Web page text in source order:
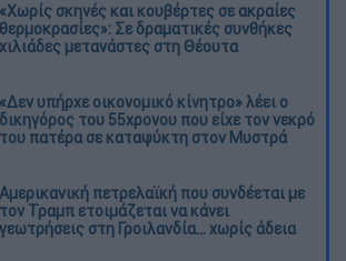
«Χωρίς σκηνές και κουβέρτες σε ακραίες
θερμοκρασίες»: Σε δραματικές συνθήκες
χιλιάδες μετανάστες στη Θέουτα
«Δεν υπήρχε οικονομικό κίνητρο» λέει ο
δικηγόρος του 55χρονου που είχε τον νεκρό
του πατέρα σε καταψύκτη στον Μυστρά
Αμερικανική πετρελαϊκή που συνδέεται με
τον Τραμπ ετοιμάζεται να κάνει
γεωτρήσεις στη Γροιλανδία... χωρίς άδεια